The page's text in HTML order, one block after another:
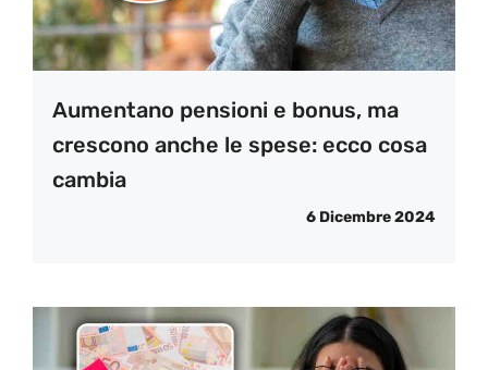
Aumentano pensioni e bonus, ma
crescono anche le spese: ecco cosa
cambia
6 Dicembre 2024